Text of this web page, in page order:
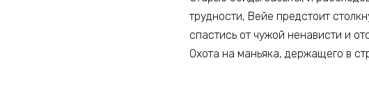
трудности, Вейе предстоит
спастись от чужой ненависти и
Охота на маньяка, держащего в